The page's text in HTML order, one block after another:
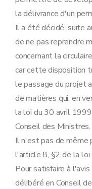
la délivrance d'un
Il a été décidé, suite
de ne pas reprendre
concernant la
car cette disposition
le passage du projet
de matières qui, en
la loi du 30 avril
Conseil des Ministres.
Il n'est pas de même
l'article 8, §2 de la
Pour satisfaire à
délibéré en Conseil